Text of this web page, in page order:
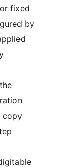
fixed
by
copy